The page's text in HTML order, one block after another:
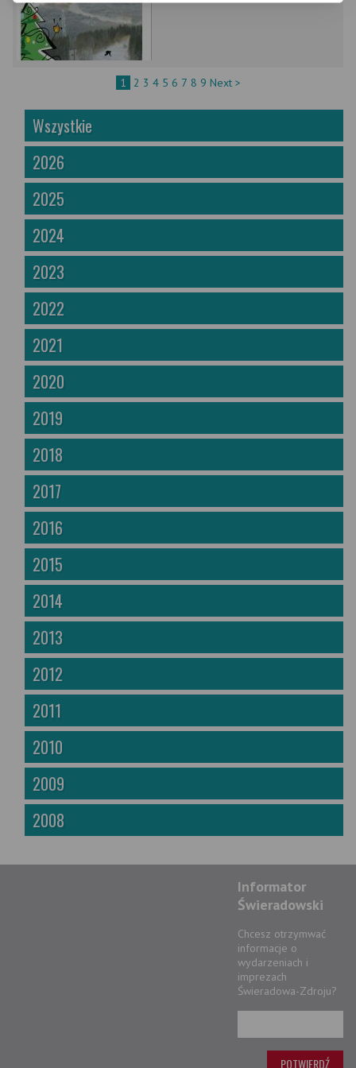
1 2 3 4 5 6 7 8 9 Next >
Wszystkie
2026
2025
2024
2023
2022
2021
2020
2019
2018
2017
2016
2015
2014
2013
2012
2011
2010
2009
2008
Informator
Świeradowski
Chcesz otrzymwać
informacje o
wydarzeniach i
imprezach
Świeradowa-Zdroju?